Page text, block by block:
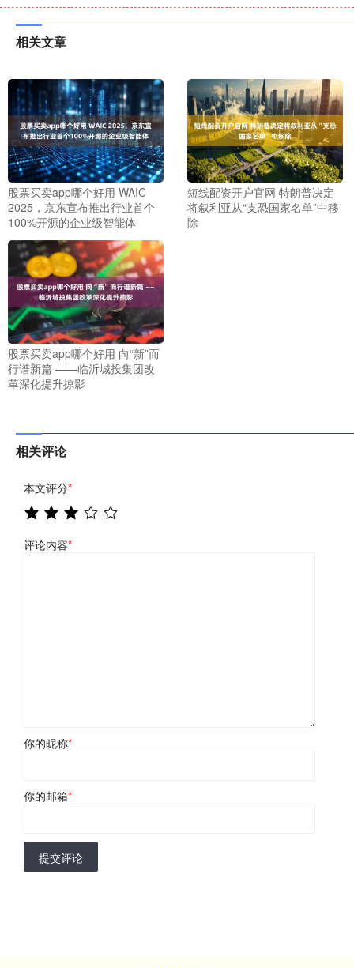
相关文章
股票买卖app哪个好用 WAIC
2025，京东宣布推出行业首个
100%开源的企业级智能体
短线配资开户官网 特朗普决定
将叙利亚从“支恐国家名单”中移
除
股票买卖app哪个好用 向“新”而
行谱新篇 ——临沂城投集团改
革深化提升掠影
相关评论
本文评分*
评论内容*
你的昵称*
你的邮箱*
提交评论